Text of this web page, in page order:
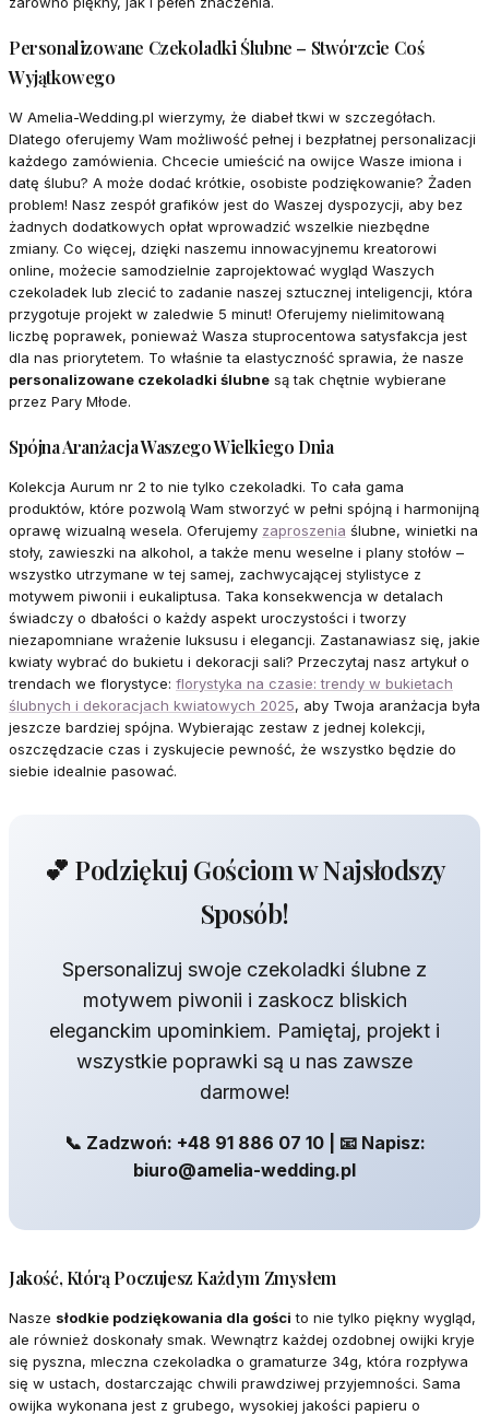
Personalizowane Czekoladki Ślubne – Stwórzcie Coś
Wyjątkowego
W Amelia-Wedding.pl wierzymy, że diabeł tkwi w szczegółach.
Dlatego oferujemy Wam możliwość pełnej i bezpłatnej personalizacji
każdego zamówienia. Chcecie umieścić na owijce Wasze imiona i
datę ślubu? A może dodać krótkie, osobiste podziękowanie? Żaden
problem! Nasz zespół grafików jest do Waszej dyspozycji, aby bez
żadnych dodatkowych opłat wprowadzić wszelkie niezbędne
zmiany. Co więcej, dzięki naszemu innowacyjnemu kreatorowi
online, możecie samodzielnie zaprojektować wygląd Waszych
czekoladek lub zlecić to zadanie naszej sztucznej inteligencji, która
przygotuje projekt w zaledwie 5 minut! Oferujemy nielimitowaną
liczbę poprawek, ponieważ Wasza stuprocentowa satysfakcja jest
dla nas priorytetem. To właśnie ta elastyczność sprawia, że nasze
personalizowane czekoladki ślubne są tak chętnie wybierane
przez Pary Młode.
Spójna Aranżacja Waszego Wielkiego Dnia
Kolekcja Aurum nr 2 to nie tylko czekoladki. To cała gama
produktów, które pozwolą Wam stworzyć w pełni spójną i harmonijną
oprawę wizualną wesela. Oferujemy zaproszenia ślubne, winietki na
stoły, zawieszki na alkohol, a także menu weselne i plany stołów –
wszystko utrzymane w tej samej, zachwycającej stylistyce z
motywem piwonii i eukaliptusa. Taka konsekwencja w detalach
świadczy o dbałości o każdy aspekt uroczystości i tworzy
niezapomniane wrażenie luksusu i elegancji. Zastanawiasz się, jakie
kwiaty wybrać do bukietu i dekoracji sali? Przeczytaj nasz artykuł o
trendach we florystyce: florystyka na czasie: trendy w bukietach
ślubnych i dekoracjach kwiatowych 2025, aby Twoja aranżacja była
jeszcze bardziej spójna. Wybierając zestaw z jednej kolekcji,
oszczędzacie czas i zyskujecie pewność, że wszystko będzie do
siebie idealnie pasować.
💕 Podziękuj Gościom w Najsłodszy
Sposób!
Spersonalizuj swoje czekoladki ślubne z
motywem piwonii i zaskocz bliskich
eleganckim upominkiem. Pamiętaj, projekt i
wszystkie poprawki są u nas zawsze
darmowe!
📞 Zadzwoń: +48 91 886 07 10 | 📧 Napisz:
biuro@amelia-wedding.pl
Jakość, Którą Poczujesz Każdym Zmysłem
Nasze słodkie podziękowania dla gości to nie tylko piękny wygląd,
ale również doskonały smak. Wewnątrz każdej ozdobnej owijki kryje
się pyszna, mleczna czekoladka o gramaturze 34g, która rozpływa
się w ustach, dostarczając chwili prawdziwej przyjemności. Sama
owijka wykonana jest z grubego, wysokiej jakości papieru o